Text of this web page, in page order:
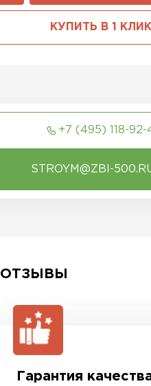
КУПИТЬ В 1 КЛИК
+7 (495) 118-92-
STROYM@ZBI-
ОТЗЫВЫ
Гарантия